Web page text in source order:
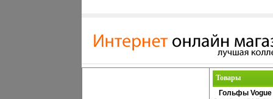
Товары
Гольфы